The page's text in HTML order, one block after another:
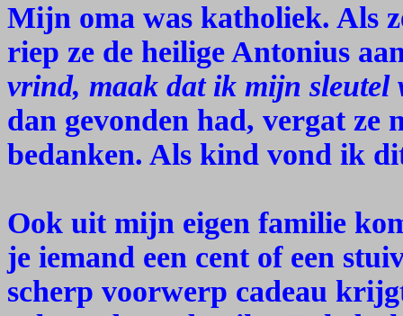
Mijn oma was katholiek. Als
riep ze de heilige Antonius
vrind, maak dat ik mijn sleutel
dan gevonden had, vergat ze
bedanken. Als kind vond ik
Ook uit mijn eigen familie
je iemand een cent of een
scherp voorwerp cadeau